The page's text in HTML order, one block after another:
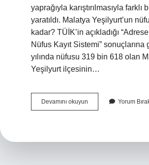
yaprağıyla karıştırılmasıyla farklı
yaratıldı. Malatya Yeşilyurt’un
kadar? TÜİK’in açıkladığı
Nüfus Kayıt Sistemi” sonuçlarına
yılında nüfusu 319 bin 618 olan
Yeşilyurt ilçesinin…
Devamını okuyun Yeşilyurt
Un
Yorum